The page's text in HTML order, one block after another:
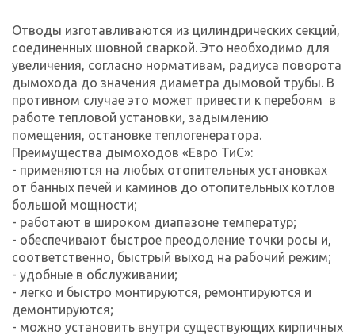
Отводы изготавливаются из цилиндрических секций,
соединенных шовной сваркой. Это необходимо для
увеличения, согласно нормативам, радиуса поворота
дымохода до значения диаметра дымовой трубы. В
противном случае это может привести к перебоям в
работе тепловой установки, задымлению
помещения, остановке теплогенератора.
Преимущества дымоходов «Евро ТиС»:
- применяются на любых отопительных установках
от банных печей и каминов до отопительных котлов
большой мощности;
- работают в широком диапазоне температур;
- обеспечивают быстрое преодоление точки росы и,
соответственно, быстрый выход на рабочий режим;
- удобные в обслуживании;
- легко и быстро монтируются, ремонтируются и
демонтируются;
- можно установить внутри существующих кирпичных